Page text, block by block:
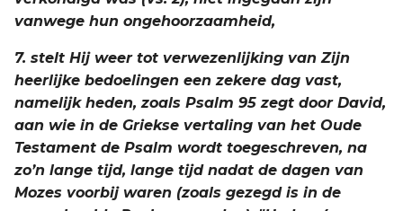
vanwege hun ongehoorzaamheid,
7. stelt Hij weer tot verwezenlijking van Zijn
heerlijke bedoelingen een zekere dag vast,
namelijk heden, zoals Psalm 95 zegt door David,
aan wie in de Griekse vertaling van het Oude
Testament de Psalm wordt toegeschreven, na
zo’n lange tijd, lange tijd nadat de dagen van
Mozes voorbij waren (zoals gezegd is in de